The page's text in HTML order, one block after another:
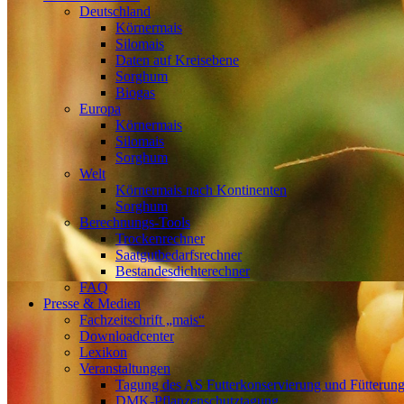
Deutschland
Körnermais
Silomais
Daten auf Kreisebene
Sorghum
Biogas
Europa
Körnermais
Silomais
Sorghum
Welt
Körnermais nach Kontinenten
Sorghum
Berechnungs-Tools
Trockenrechner
Saatgutbedarfsrechner
Bestandesdichterechner
FAQ
Presse & Medien
Fachzeitschrift „mais“
Downloadcenter
Lexikon
Veranstaltungen
Tagung des AS Futterkonservierung und Fütterung
DMK-Pflanzenschutztagung